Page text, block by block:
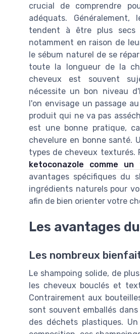
crucial de comprendre
adéquats. Généralement,
tendent à être plus secs
notamment en raison de
le sébum naturel de se
toute la longueur de la
cheveux est souvent
nécessite un bon niveau
l'on envisage un passage
produit qui ne va pas
est une bonne pratique,
chevelure en bonne santé.
types de cheveux texturés.
ketoconazole comme
avantages spécifiques du
ingrédients naturels pour
afin de bien orienter votre
Les avantages
Les nombreux
Le shampoing solide, de
les cheveux bouclés et
Contrairement aux
sont souvent emballés
des déchets plastiques.